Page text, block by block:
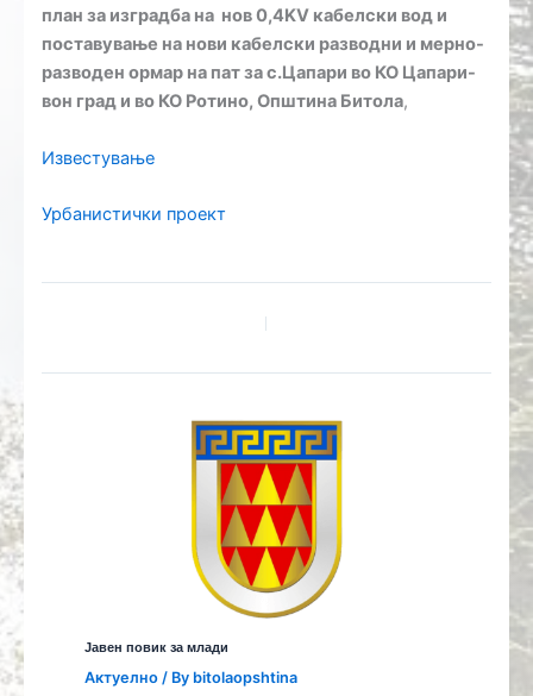
план за изградба на нов 0,4KV кабелски вод и
поставување на нови кабелски разводни и мерно-
разводен ормар на пат за с.Цапари во КО Цапари-
вон град и во КО Ротино, Општина Битола,
Известување
Урбанистички проект
Јавен повик за млади
Aктуелно / By bitolaopshtina